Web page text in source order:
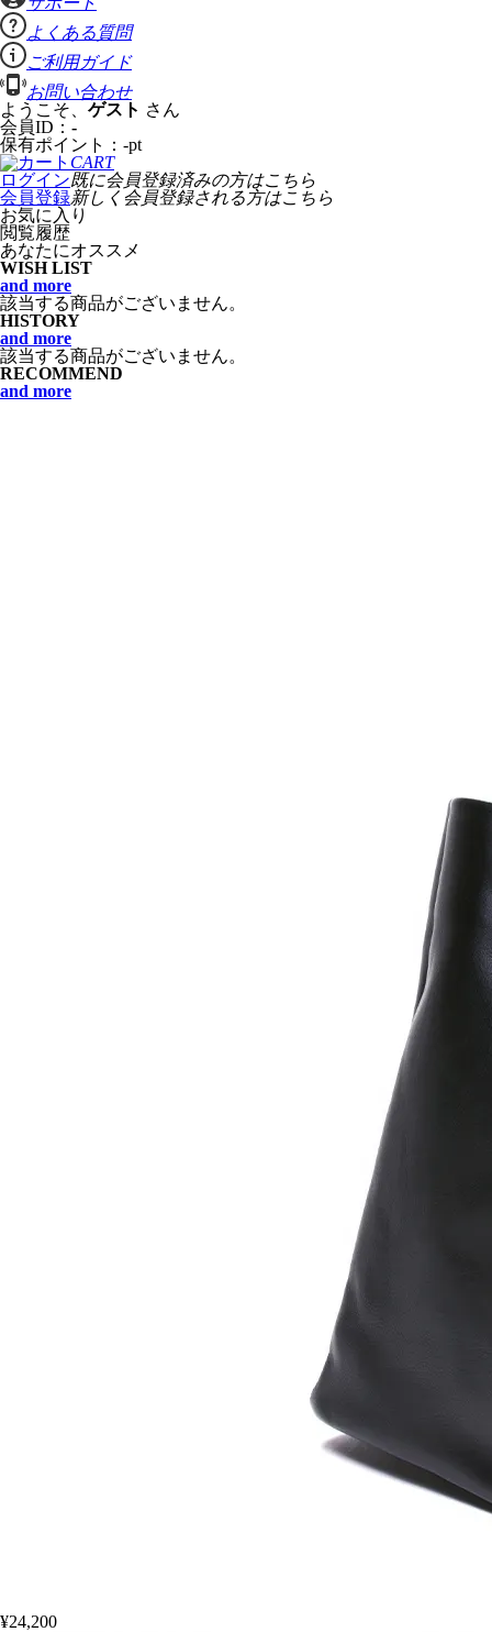
よくある質問
ご利用ガイド
お問い合わせ
ようこそ、 ゲスト さん
会員ID： -
保有ポイント： -pt
CART
ログイン既に会員登録済みの方はこちら
会員登録新しく会員登録される方はこちら
お気に入り
閲覧履歴
あなたにオススメ
WISH LIST
and more
該当する商品がございません。
HISTORY
and more
該当する商品がございません。
RECOMMEND
and more
¥24,200